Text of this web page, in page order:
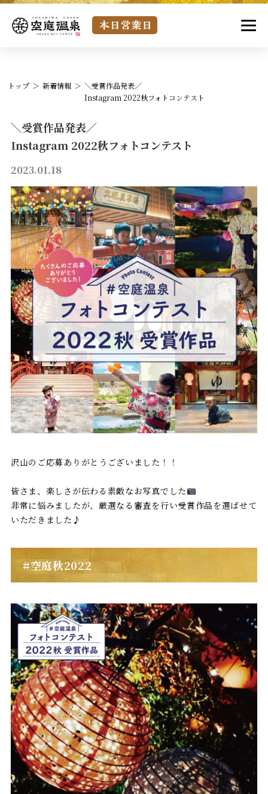
トップ 新着情報
＼受賞作品発表／
Instagram 2022秋フォトコンテスト
＼受賞作品発表／
Instagram 2022秋フォトコンテスト
2023.01.18
沢山のご応募ありがとうございました！！
皆さま、楽しさが伝わる素敵なお写真でした
非常に悩みましたが、厳選なる審査を行い受賞作品を選ばせて
いただきました♪
#空庭秋2022